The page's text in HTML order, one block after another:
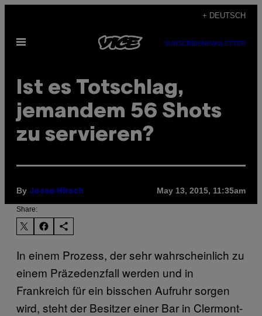
content
+ DEUTSCH
Open
SUBSCRIBENEWSLETTER
Ist es Totschlag,
jemandem 56 Shots
zu servieren?
By Jesse Hirsch May 13, 2015, 11:35am
Share:
In einem Prozess, der sehr wahrscheinlich zu
einem Präzedenzfall werden und in
Frankreich für ein bisschen Aufruhr sorgen
wird, steht der Besitzer einer Bar in Clermont-